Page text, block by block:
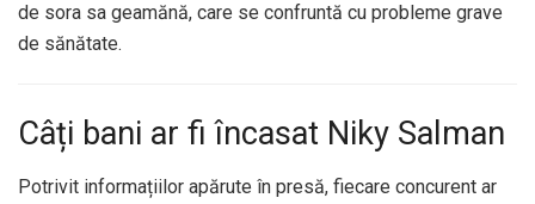
de sora sa geamănă, care se confruntă cu probleme grave
de sănătate.
Câți bani ar fi încasat Niky Salman
Potrivit informațiilor apărute în presă, fiecare concurent ar